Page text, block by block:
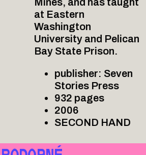
at Eastern
Washington
University and Pelican
Bay State Prison.
publisher: Seven
Stories Press
932 pages
2006
SECOND HAND